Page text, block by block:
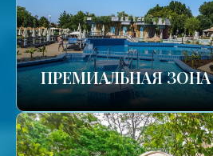
ПРЕМИАЛЬНАЯ ЗОНА